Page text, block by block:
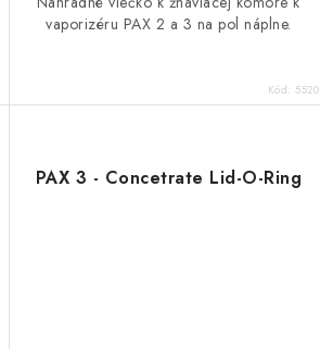
vaporizéru PAX 2 a 3 na pol náplne.
Kód: 5520
PAX 3 - Concetrate Lid-O-Ring